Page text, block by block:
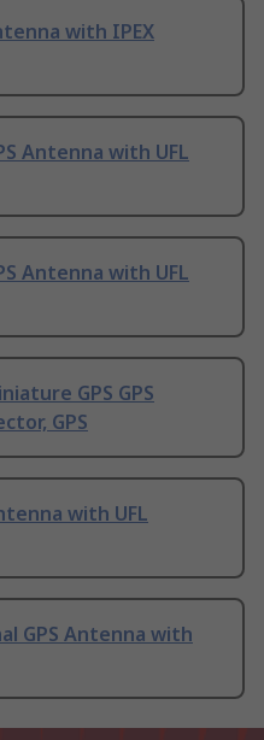
with IPEX
Antenna with UFL
Antenna with UFL
GPS GPS
GPS
with UFL
GPS Antenna with